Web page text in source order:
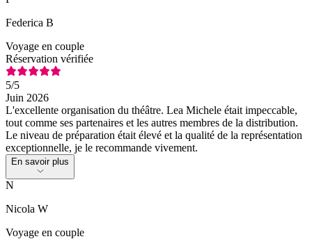
Federica B
Voyage en couple
Réservation vérifiée
5/5
Juin 2026
L'excellente organisation du théâtre. Lea Michele était impeccable,
tout comme ses partenaires et les autres membres de la distribution.
Le niveau de préparation était élevé et la qualité de la représentation
exceptionnelle, je le recommande vivement.
En savoir plus
N
Nicola W
Voyage en couple